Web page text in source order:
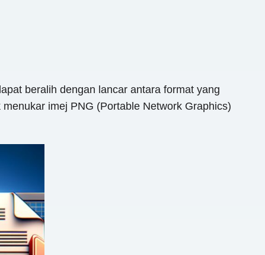
beralih dengan lancar antara format yang
imej PNG (Portable Network Graphics)